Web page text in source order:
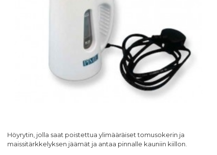
Höyrytin, jolla saat poistettua ylimääräiset tomusokerin ja
maissitärkkelyksen jäämät ja antaa pinnalle kauniin kiillon.